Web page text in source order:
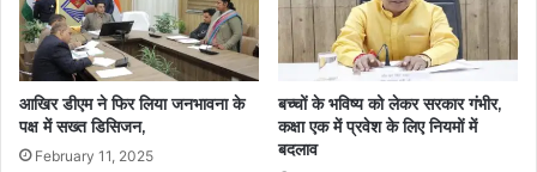
आखिर डीएम ने फिर लिया जनभावना के
पक्ष में सख्त डिसिजन,
February 11, 2025
बच्चों के भविष्य को लेकर सरकार गंभीर,
कक्षा एक में प्रवेश के लिए नियमों में
बदलाव